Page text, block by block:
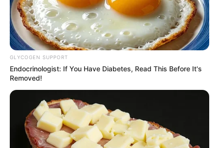
The Videos Of Hillary Clinton That Stunned
Everyone
BUZZDAY
GLYCOGEN SUPPORT
Endocrinologist: If You Have Diabetes, Read This Before It's
Removed!